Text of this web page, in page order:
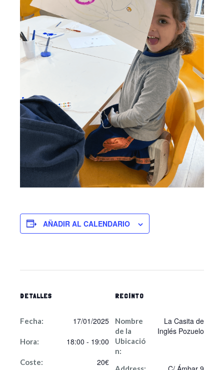
AÑADIR AL CALENDARIO
DETALLES
Fecha: 17/01/2025
Hora: 18:00 - 19:00
Coste: 20€
RECINTO
Nombre
de la
Ubicació
n:
La Casita de
Inglés Pozuelo